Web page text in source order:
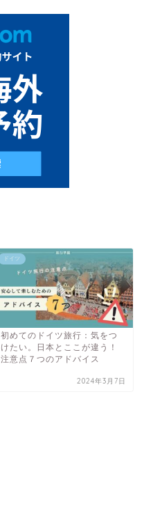
ドイツ
初めてのドイツ旅行：気をつ
けたい。日本とここが違う！
注意点７つのアドバイス
2024年3月7日